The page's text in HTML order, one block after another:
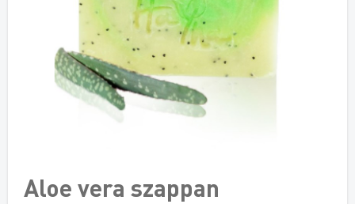
Aloe vera szappan